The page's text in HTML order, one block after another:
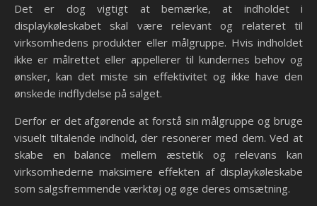
Det er dog vigtigt at bemærke, at indholdet i
displaykøleskabet skal være relevant og relateret til
virksomhedens produkter eller målgruppe. Hvis indholdet
ikke er målrettet eller appellerer til kundernes behov og
ønsker, kan det miste sin effektivitet og ikke have den
ønskede indflydelse på salget.
Derfor er det afgørende at forstå sin målgruppe og bruge
visuelt tiltalende indhold, der resonerer med dem. Ved at
skabe en balance mellem æstetik og relevans kan
virksomhederne maksimere effekten af displaykøleskabe
som salgsfremmende værktøj og øge deres omsætning.